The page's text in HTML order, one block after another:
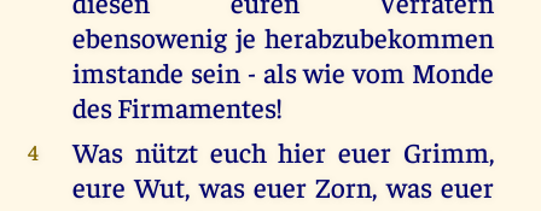
ebensowenig je herabzubekommen
imstande sein - als wie vom Monde
des Firmamentes!
4
Was nützt euch hier euer Grimm,
eure Wut, was euer Zorn, was euer